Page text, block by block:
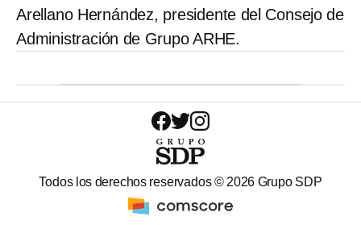
Arellano Hernández, presidente del Consejo de
Administración de Grupo ARHE.
Todos los derechos reservados © 2026 Grupo SDP